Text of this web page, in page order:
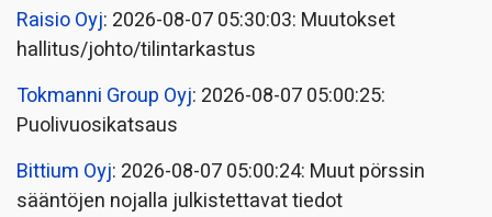
Raisio Oyj: 2026-08-07 05:30:03: Muutokset
hallitus/johto/tilintarkastus
Tokmanni Group Oyj: 2026-08-07 05:00:25:
Puolivuosikatsaus
Bittium Oyj: 2026-08-07 05:00:24: Muut pörssin
sääntöjen nojalla julkistettavat tiedot